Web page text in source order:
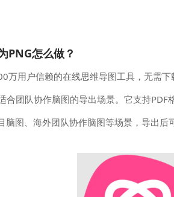
怎么做？
用户信赖的在线思维导图工具，无需
合团队协作脑图的导出场景。它支持
图、海外团队协作脑图等场景，导出后